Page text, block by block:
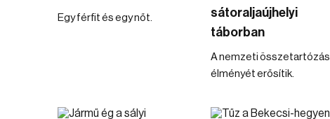
Egy férfit és egy nőt.
sátoraljaújhelyi
táborban
A nemzeti összetartózás
élményét erősítik.